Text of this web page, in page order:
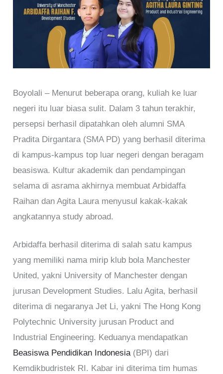
Boyolali – Menurut beberapa orang, kuliah ke luar
negeri itu luar biasa sulit. Dalam 3 tahun terakhir,
persepsi berhasil dipatahkan oleh alumni SMA
Pradita Dirgantara (SMA PD) yang berhasil diterima
di kampus-kampus top luar negeri dengan beragam
beasiswa. Kultur akademik dan pendampingan
selama di asrama akhirnya membuat Arbidaffa
Raihan dan Agita Laura menyusul kakak-kakak
angkatannya study abroad.
Arbidaffa berhasil diterima di salah satu kampus
yang memiliki nama mirip klub bola Manchester
United, yakni University of Manchester dengan
jurusan Development Studies. Lalu Agita, berhasil
diterima di negaranya Jet Li, yakni The Hong Kong
Polytechnic University jurusan Product and
Industrial Engineering. Keduanya mendapatkan
Beasiswa Pendidikan Indonesia(BPI) dari
Kemdikbudristek RI. Kabar ini diterima tim humas